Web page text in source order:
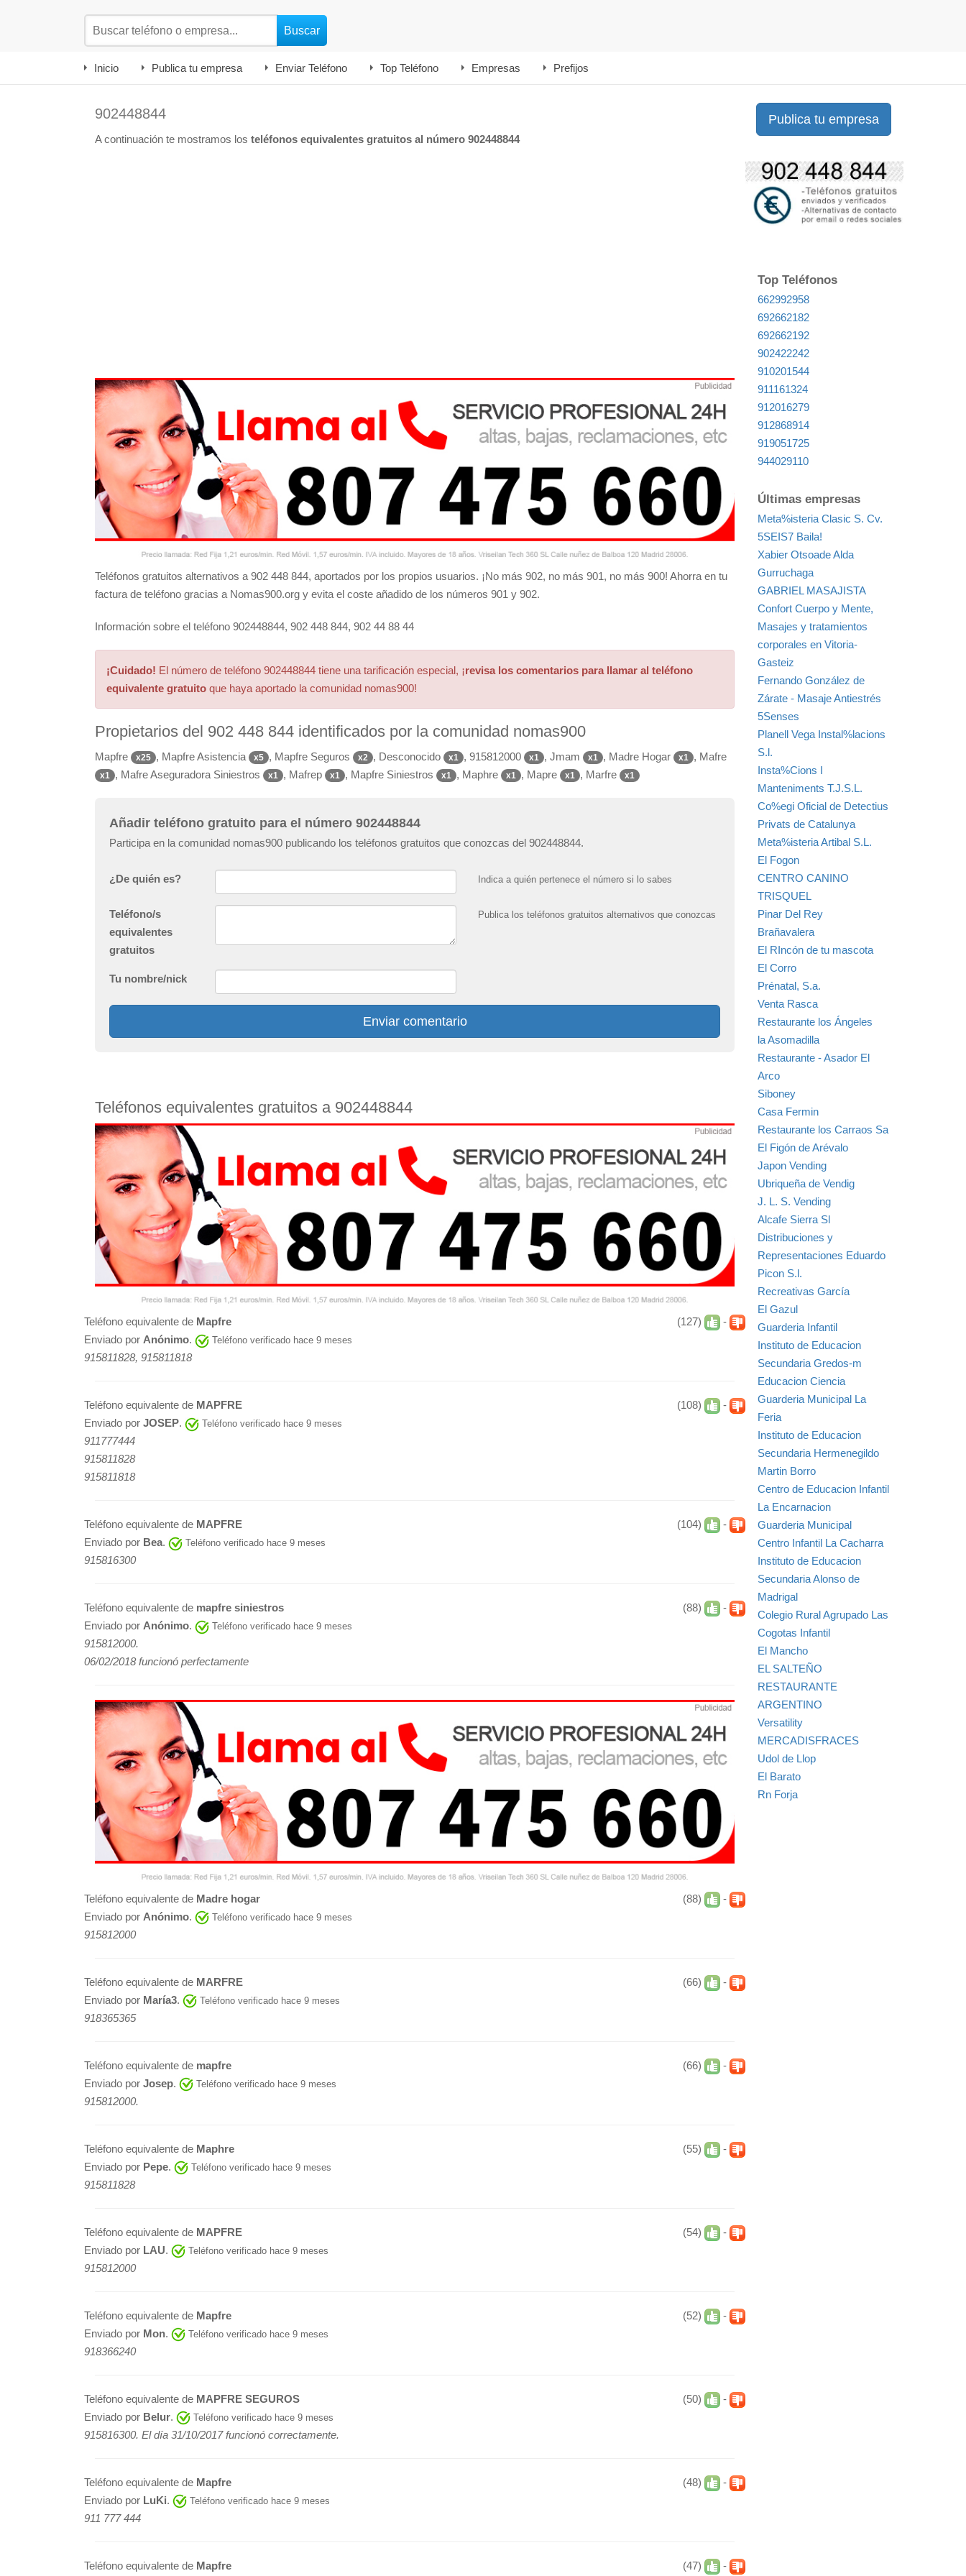
Inicio Publica tu empresa Enviar Teléfono Top Teléfono Empresas Prefijos
902448844
A continuación te mostramos los teléfonos equivalentes gratuitos al número 902448844
Teléfonos gratuitos alternativos a 902 448 844, aportados por los propios usuarios. ¡No más 902, no más 901, no más 900! Ahorra en tu
factura de teléfono gracias a Nomas900.org y evita el coste añadido de los números 901 y 902.
Información sobre el teléfono 902448844, 902 448 844, 902 44 88 44
¡Cuidado! El número de teléfono 902448844 tiene una tarificación especial, ¡revisa los comentarios para llamar al teléfono
equivalente gratuito que haya aportado la comunidad nomas900!
Propietarios del 902 448 844 identificados por la comunidad nomas900
Mapfre x25 , Mapfre Asistencia x5 , Mapfre Seguros x2 , Desconocido x1 , 915812000 x1 , Jmam x1 , Madre Hogar x1 , Mafre
x1 , Mafre Aseguradora Siniestros x1 , Mafrep x1 , Mapfre Siniestros x1 , Maphre x1 , Mapre x1 , Marfre x1
Añadir teléfono gratuito para el número 902448844
Participa en la comunidad nomas900 publicando los teléfonos gratuitos que conozcas del 902448844.
¿De quién es? Indica a quién pertenece el número si lo sabes
Teléfono/s
equivalentes
gratuitos
Publica los teléfonos gratuitos alternativos que conozcas
Tu nombre/nick
Enviar comentario
Teléfonos equivalentes gratuitos a 902448844
(127) -
Teléfono equivalente de Mapfre
Enviado por Anónimo. Teléfono verificado hace 9 meses
915811828, 915811818
(108) -
Teléfono equivalente de MAPFRE
Enviado por JOSEP. Teléfono verificado hace 9 meses
911777444
915811828
915811818
(104) -
Teléfono equivalente de MAPFRE
Enviado por Bea. Teléfono verificado hace 9 meses
915816300
(88) -
Teléfono equivalente de mapfre siniestros
Enviado por Anónimo. Teléfono verificado hace 9 meses
915812000.
06/02/2018 funcionó perfectamente
(88) -
Teléfono equivalente de Madre hogar
Enviado por Anónimo. Teléfono verificado hace 9 meses
915812000
(66) -
Teléfono equivalente de MARFRE
Enviado por María3. Teléfono verificado hace 9 meses
918365365
(66) -
Teléfono equivalente de mapfre
Enviado por Josep. Teléfono verificado hace 9 meses
915812000.
(55) -
Teléfono equivalente de Maphre
Enviado por Pepe. Teléfono verificado hace 9 meses
915811828
(54) -
Teléfono equivalente de MAPFRE
Enviado por LAU. Teléfono verificado hace 9 meses
915812000
(52) -
Teléfono equivalente de Mapfre
Enviado por Mon. Teléfono verificado hace 9 meses
918366240
(50) -
Teléfono equivalente de MAPFRE SEGUROS
Enviado por Belur. Teléfono verificado hace 9 meses
915816300. El día 31/10/2017 funcionó correctamente.
(48) -
Teléfono equivalente de Mapfre
Enviado por LuKi. Teléfono verificado hace 9 meses
911 777 444
(47) -
Teléfono equivalente de Mapfre
Publica tu empresa
Top Teléfonos
662992958
692662182
692662192
902422242
910201544
911161324
912016279
912868914
919051725
944029110
Últimas empresas
Meta%isteria Clasic S. Cv.
5SEIS7 Baila!
Xabier Otsoade Alda
Gurruchaga
GABRIEL MASAJISTA
Confort Cuerpo y Mente,
Masajes y tratamientos
corporales en Vitoria-
Gasteiz
Fernando González de
Zárate - Masaje Antiestrés
5Senses
Planell Vega Instal%lacions
S.l.
Insta%Cions I
Manteniments T.J.S.L.
Co%egi Oficial de Detectius
Privats de Catalunya
Meta%isteria Artibal S.L.
El Fogon
CENTRO CANINO
TRISQUEL
Pinar Del Rey
Brañavalera
El RIncón de tu mascota
El Corro
Prénatal, S.a.
Venta Rasca
Restaurante los Ángeles
la Asomadilla
Restaurante - Asador El
Arco
Siboney
Casa Fermin
Restaurante los Carraos Sa
El Figón de Arévalo
Japon Vending
Ubriqueña de Vendig
J. L. S. Vending
Alcafe Sierra Sl
Distribuciones y
Representaciones Eduardo
Picon S.l.
Recreativas García
El Gazul
Guarderia Infantil
Instituto de Educacion
Secundaria Gredos-m
Educacion Ciencia
Guarderia Municipal La
Feria
Instituto de Educacion
Secundaria Hermenegildo
Martin Borro
Centro de Educacion Infantil
La Encarnacion
Guarderia Municipal
Centro Infantil La Cacharra
Instituto de Educacion
Secundaria Alonso de
Madrigal
Colegio Rural Agrupado Las
Cogotas Infantil
El Mancho
EL SALTEÑO
RESTAURANTE
ARGENTINO
Versatility
MERCADISFRACES
Udol de Llop
El Barato
Rn Forja